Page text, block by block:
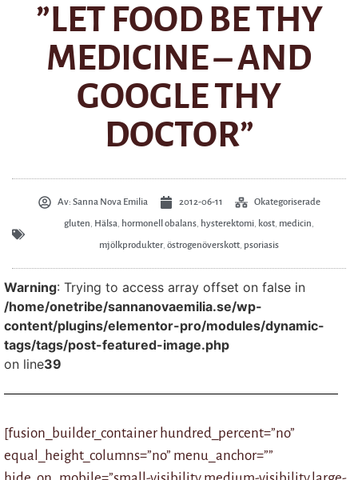
”LET FOOD BE THY
MEDICINE – AND
GOOGLE THY
DOCTOR”
Av: Sanna Nova Emilia 2012-06-11 Okategoriserade
gluten, Hälsa, hormonell obalans, hysterektomi, kost, medicin,
mjölkprodukter, östrogenöverskott, psoriasis
Warning: Trying to access array offset on false in
/home/onetribe/sannanovaemilia.se/wp-
content/plugins/elementor-pro/modules/dynamic-
tags/tags/post-featured-image.php
on line39
[fusion_builder_container hundred_percent=”no”
equal_height_columns=”no” menu_anchor=””